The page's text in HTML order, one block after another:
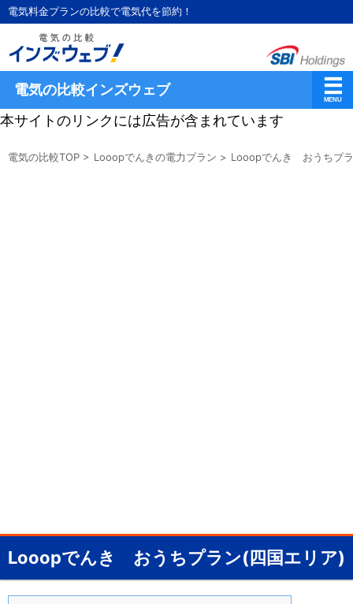
電気料金プランの比較で電気代を節約！
電気の比較インズウェブ
本サイトのリンクには広告が含まれています
電気の比較TOP > Looopでんきの電力プラン > Looopでんき おうちプ
Looopでんき おうちプラン(四国エリア)